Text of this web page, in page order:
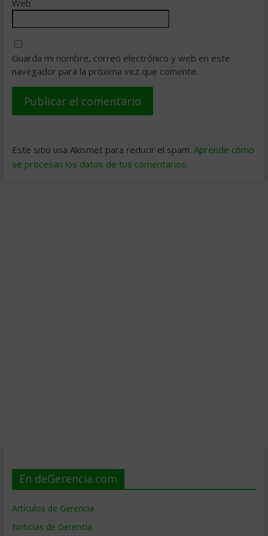
Web
Guarda mi nombre, correo electrónico y web en este
navegador para la próxima vez que comente.
Este sitio usa Akismet para reducir el spam. Aprende cómo
se procesan los datos de tus comentarios.
En deGerencia.com
Artículos de Gerencia
Noticias de Gerencia